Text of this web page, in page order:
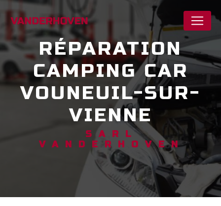
RÉPARATION
CAMPING CAR
VOUNEUIL-SUR-
VIENNE
SARL
VANDERHOVEN
Panneau de gestion des cookies